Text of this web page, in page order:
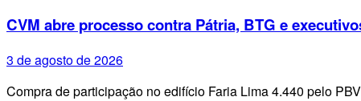
CVM abre processo contra Pátria, BTG e
3 de agosto de 2026
Compra de participação no edifício Faria Lima 4.440 pelo